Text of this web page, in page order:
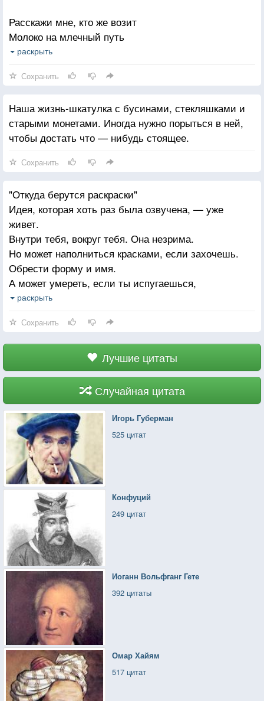
Расскажи мне, кто же возит
Молоко на млечный путь
И куда ветра уносят
раскрыть
Сохранить
Наша жизнь-шкатулка с бусинами, стекляшками и
старыми монетами. Иногда нужно порыться в ней,
чтобы достать что — нибудь стоящее.
Сохранить
"Откуда берутся раскраски"
Идея, которая хоть раз была озвучена, — уже
живет.
Внутри тебя, вокруг тебя. Она незрима.
Но может наполниться красками, если захочешь.
Обрести форму и имя.
А может умереть, если ты испугаешься,
Забудешь ее или — что обиднее всего —
раскрыть
Сохранить
Лучшие цитаты
Случайная цитата
Игорь Губерман
525 цитат
Конфуций
249 цитат
Иоганн Вольфганг Гете
392 цитаты
Омар Хайям
517 цитат